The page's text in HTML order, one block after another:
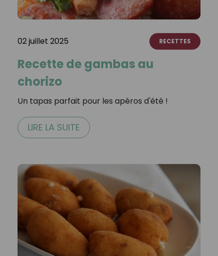
02 juillet 2025 RECETTES
Recette de gambas au
chorizo
Un tapas parfait pour les apéros d'été !
LIRE LA SUITE